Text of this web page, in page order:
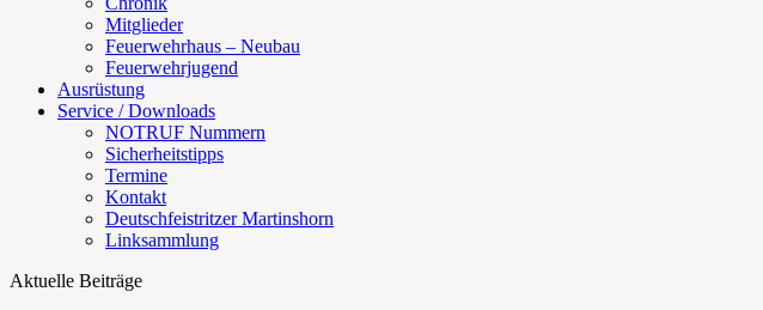
Mitglieder
Feuerwehrhaus – Neubau
Feuerwehrjugend
Ausrüstung
Service / Downloads
NOTRUF Nummern
Sicherheitstipps
Termine
Kontakt
Deutschfeistritzer Martinshorn
Linksammlung
Aktuelle Beiträge